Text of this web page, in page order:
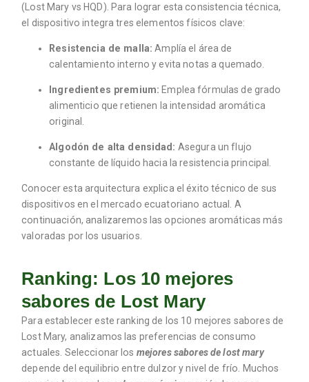
(Lost Mary vs HQD). Para lograr esta consistencia técnica,
el dispositivo integra tres elementos físicos clave:
Resistencia de malla: Amplía el área de
calentamiento interno y evita notas a quemado.
Ingredientes premium: Emplea fórmulas de grado
alimenticio que retienen la intensidad aromática
original.
Algodón de alta densidad: Asegura un flujo
constante de líquido hacia la resistencia principal.
Conocer esta arquitectura explica el éxito técnico de sus
dispositivos en el mercado ecuatoriano actual. A
continuación, analizaremos las opciones aromáticas más
valoradas por los usuarios.
Ranking: Los 10 mejores
sabores de Lost Mary
Para establecer este ranking de los 10 mejores sabores de
Lost Mary, analizamos las preferencias de consumo
actuales. Seleccionar los mejores sabores de lost mary
depende del equilibrio entre dulzor y nivel de frío. Muchos